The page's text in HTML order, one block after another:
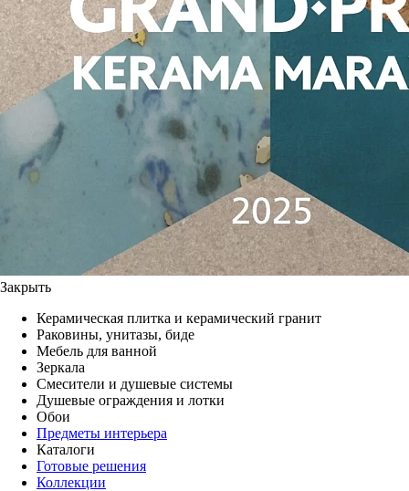
Закрыть
Керамическая плитка и керамический гранит
Раковины, унитазы, биде
Мебель для ванной
Зеркала
Смесители и душевые системы
Душевые ограждения и лотки
Обои
Предметы интерьера
Каталоги
Готовые решения
Коллекции